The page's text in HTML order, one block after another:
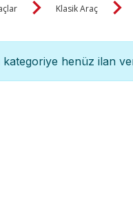
Klasik Araç
kategoriye henüz ilan